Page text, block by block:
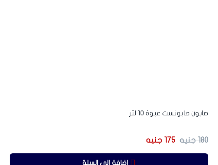
صابون صابونست عبوة 10 لتر
180 جنيه 175 جنيه
إضافة إلى السلة